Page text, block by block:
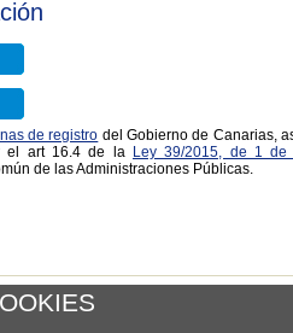
de registro del Gobierno de Canarias,
el art 16.4 de la Ley 39/2015, de 1 de
de las Administraciones Públicas.